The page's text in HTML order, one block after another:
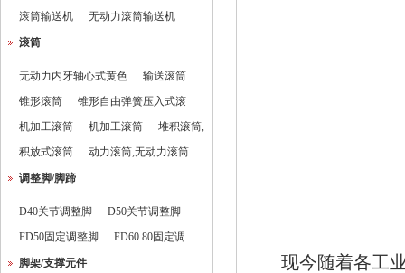
滚筒输送机
无动力滚筒输送机
滚筒
无动力内牙轴心式黄色
输送滚筒
锥形滚筒
锥形自由弹簧压入式滚
机加工滚筒
机加工滚筒
堆积滚筒,
积放式滚筒
动力滚筒,无动力滚筒
调整脚/脚蹄
D40关节调整脚
D50关节调整脚
FD50固定调整脚
FD60 80固定调
脚架/支撑元件
现今随着各工